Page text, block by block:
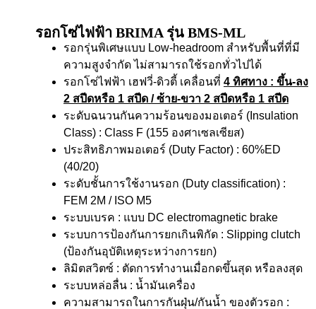
รอกโซ่ไฟฟ้า BRIMA รุ่น BMS-ML
รอกรุ่นพิเศษแบบ Low-headroom สำหรับพื้นที่ที่มี
ความสูงจำกัด ไม่สามารถใช้รอกทั่วไปได้
รอกโซ่ไฟฟ้า เฮฟวี่-ดิวตี้ เคลื่อนที่ 4 ทิศทาง : ขึ้น-ลง
2 สปีดหรือ 1 สปีด / ซ้าย-ขวา 2 สปีดหรือ 1 สปีด
ระดับฉนวนกันความร้อนของมอเตอร์ (Insulation
Class) : Class F (155 องศาเซลเซียส)
ประสิทธิภาพมอเตอร์ (Duty Factor) : 60%ED
(40/20)
ระดับชั้นการใช้งานรอก (Duty classification) :
FEM 2M / ISO M5
ระบบเบรค : แบบ DC electromagnetic brake
ระบบการป้องกันการยกเกินพิกัด : Slipping clutch
(ป้องกันอุบัติเหตุระหว่างการยก)
ลิมิตสวิตซ์ : ตัดการทำงานเมื่อกดขึ้นสุด หรือลงสุด
ระบบหล่อลื่น : น้ำมันเครื่อง
ความสามารถในการกันฝุ่น/กันน้ำ ของตัวรอก :